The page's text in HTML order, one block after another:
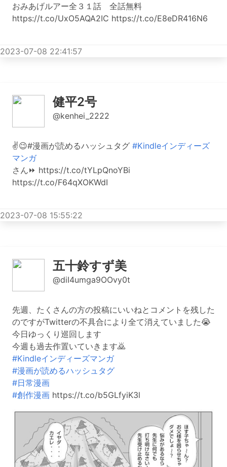
おみあげルアー全３１話 全話無料
https://t.co/UxO5AQA2IC https://t.co/E8eDR416N6
2023-07-08 22:41:57
健平2号
@kenhei_2222
✌😉#漫画が読めるハッシュタグ #Kindleインディーズ
マンガ
さん⏩ https://t.co/tYLpQnoYBi
https://t.co/F64qXOKWdI
2023-07-08 15:55:22
五十鈴すず美
@diI4umga9OOvy0t
先週、たくさんの方の投稿にいいねとコメントを残した
のですがTwitterの不具合により全て消えていました😭
今日ゆっくり巡回します
今週も過去作置いていきます🙇
#Kindleインディーズマンガ
#漫画が読めるハッシュタグ
#日常漫画
#創作漫画 https://t.co/b5GLfyiK3l